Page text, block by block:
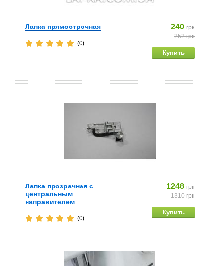
Лапка прямострочная 240 грн
252грн
(0)
Лапка прозрачная с
центральным
направителем
1248 грн
1310грн
(0)